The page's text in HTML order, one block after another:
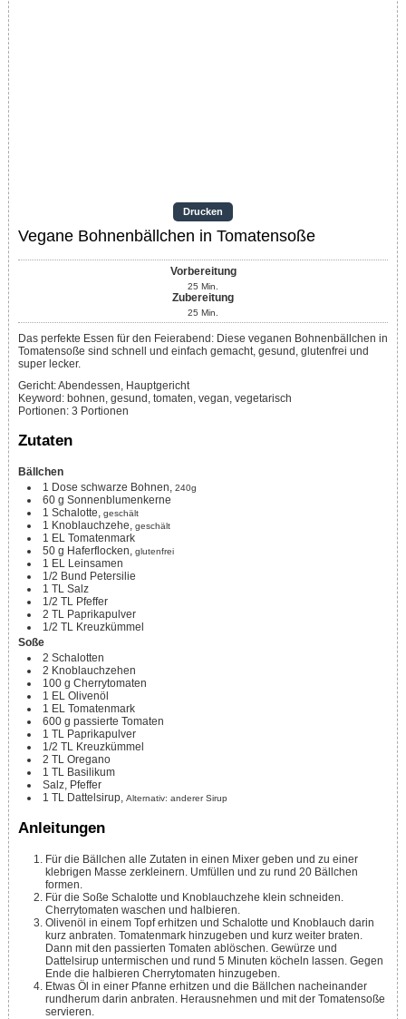
Drucken
Vegane Bohnenbällchen in Tomatensoße
Vorbereitung
25 Min.
Zubereitung
25 Min.
Das perfekte Essen für den Feierabend: Diese veganen Bohnenbällchen in
Tomatensoße sind schnell und einfach gemacht, gesund, glutenfrei und
super lecker.
Gericht:Abendessen, Hauptgericht
Keyword: bohnen, gesund, tomaten, vegan, vegetarisch
Portionen: 3 Portionen
Zutaten
Bällchen
1 Dose schwarze Bohnen, 240g
60 g Sonnenblumenkerne
1 Schalotte, geschält
1 Knoblauchzehe, geschält
1 EL Tomatenmark
50 g Haferflocken, glutenfrei
1 EL Leinsamen
1/2 Bund Petersilie
1 TL Salz
1/2 TL Pfeffer
2 TL Paprikapulver
1/2 TL Kreuzkümmel
Soße
2 Schalotten
2 Knoblauchzehen
100 g Cherrytomaten
1 EL Olivenöl
1 EL Tomatenmark
600 g passierte Tomaten
1 TL Paprikapulver
1/2 TL Kreuzkümmel
2 TL Oregano
1 TL Basilikum
Salz, Pfeffer
1 TL Dattelsirup, Alternativ: anderer Sirup
Anleitungen
Für die Bällchen alle Zutaten in einen Mixer geben und zu einer
klebrigen Masse zerkleinern. Umfüllen und zu rund 20 Bällchen
formen.
Für die Soße Schalotte und Knoblauchzehe klein schneiden.
Cherrytomaten waschen und halbieren.
Olivenöl in einem Topf erhitzen und Schalotte und Knoblauch darin
kurz anbraten. Tomatenmark hinzugeben und kurz weiter braten.
Dann mit den passierten Tomaten ablöschen. Gewürze und
Dattelsirup untermischen und rund 5 Minuten köcheln lassen. Gegen
Ende die halbieren Cherrytomaten hinzugeben.
Etwas Öl in einer Pfanne erhitzen und die Bällchen nacheinander
rundherum darin anbraten. Herausnehmen und mit der Tomatensoße
servieren.